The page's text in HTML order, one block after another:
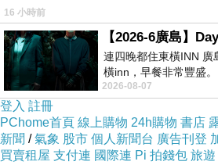
16 小時前
連四晚都住東橫INN 廣
橫inn，早餐非常豐盛
看到工作人員拿出料理
2026-08-07
登入 註冊
PChome首頁 線上購物 24h購物 書店
新聞 /氣象 股市 個人新聞台 廣告刊登
買賣租屋 支付連 國際連 Pi 拍錢包 旅遊